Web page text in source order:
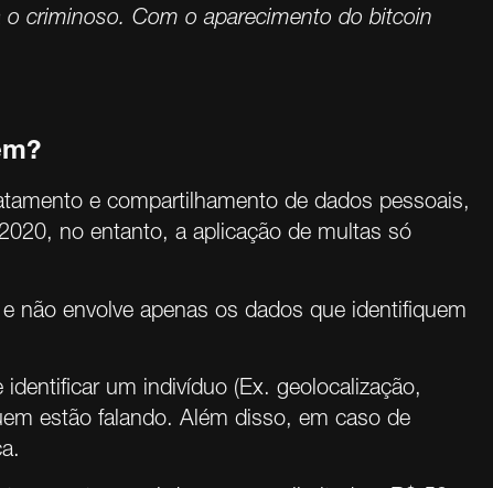
criminoso. Com o aparecimento do bitcoin
e compartilhamento de dados pessoais,
no entanto, a aplicação de multas só
não envolve apenas os dados que identifiquem
um indivíduo (Ex. geolocalização,
estão falando. Além disso, em caso de